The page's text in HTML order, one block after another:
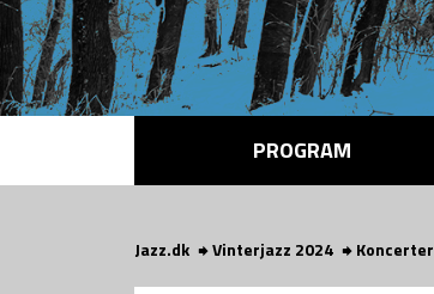
PROGRAM
Jazz.dk Vinterjazz 2024 Koncerter